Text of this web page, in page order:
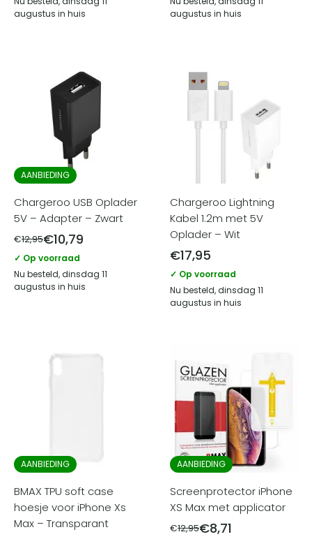
augustus in huis
augustus in huis
AANBIEDING
Chargeroo USB Oplader
5V – Adapter – Zwart
€12,95€10,79
✓ Op voorraad
Nu besteld, dinsdag 11
augustus in huis
Chargeroo Lightning
Kabel 1.2m met 5V
Oplader – Wit
€17,95
✓ Op voorraad
Nu besteld, dinsdag 11
augustus in huis
AANBIEDING
BMAX TPU soft case
hoesje voor iPhone Xs
Max – Transparant
AANBIEDING
Screenprotector iPhone
XS Max met applicator
€12,95€8,71